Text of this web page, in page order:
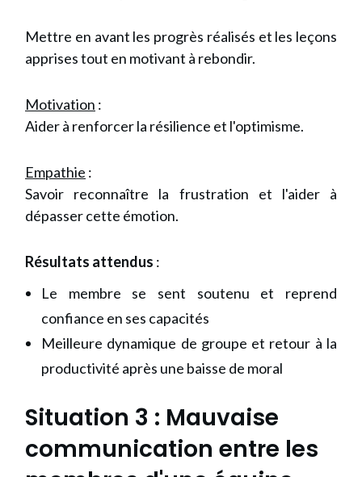
Mettre en avant les progrès réalisés et les leçons
apprises tout en motivant à rebondir.
Motivation :
Aider à renforcer la résilience et l'optimisme.
Empathie :
Savoir reconnaître la frustration et l'aider à
dépasser cette émotion.
Résultats attendus :
Le membre se sent soutenu et reprend
confiance en ses capacités
Meilleure dynamique de groupe et retour à la
productivité après une baisse de moral
Situation 3 : Mauvaise
communication entre les